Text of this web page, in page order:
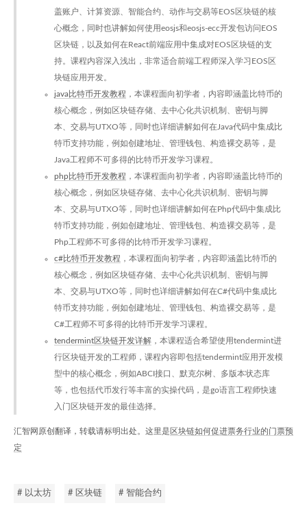
盖账户、计算资源、智能合约、动作与交易等EOS区块链的核
心概念，同时也讲解如何使用eosjs和eosjs-ecc开发包访问EOS
区块链，以及如何在React前端应用中集成对EOS区块链的支
持。课程内容深入浅出，非常适合前端工程师深入学习EOS区
块链应用开发。
java比特币开发教程 ，本课程面向初学者，内容即涵盖比特币的
核心概念，例如区块链存储、去中心化共识机制、密钥与脚
本、交易与UTXO等，同时也详细讲解如何在Java代码中集成比
特币支持功能，例如创建地址、管理钱包、构造裸交易等，是
Java工程师不可多得的比特币开发学习课程。
php比特币开发教程 ，本课程面向初学者，内容即涵盖比特币的
核心概念，例如区块链存储、去中心化共识机制、密钥与脚
本、交易与UTXO等，同时也详细讲解如何在Php代码中集成比
特币支持功能，例如创建地址、管理钱包、构造裸交易等，是
Php工程师不可多得的比特币开发学习课程。
c#比特币开发教程 ，本课程面向初学者，内容即涵盖比特币的
核心概念，例如区块链存储、去中心化共识机制、密钥与脚
本、交易与UTXO等，同时也详细讲解如何在C#代码中集成比
特币支持功能，例如创建地址、管理钱包、构造裸交易等，是
C#工程师不可多得的比特币开发学习课程。
tendermint区块链开发详解 ，本课程适合希望使用tendermint进
行区块链开发的工程师，课程内容即包括tendermint应用开发模
型中的核心概念，例如ABCI接口、默克尔树、多版本状态库
等，也包括代币发行等丰富的实操代码，是go语言工程师快速
入门区块链开发的最佳选择。
汇智网原创翻译，转载请标明出处。这里是 区块链如何促进票务行业的门票预
定
# 以太坊 # 区块链 # 智能合约